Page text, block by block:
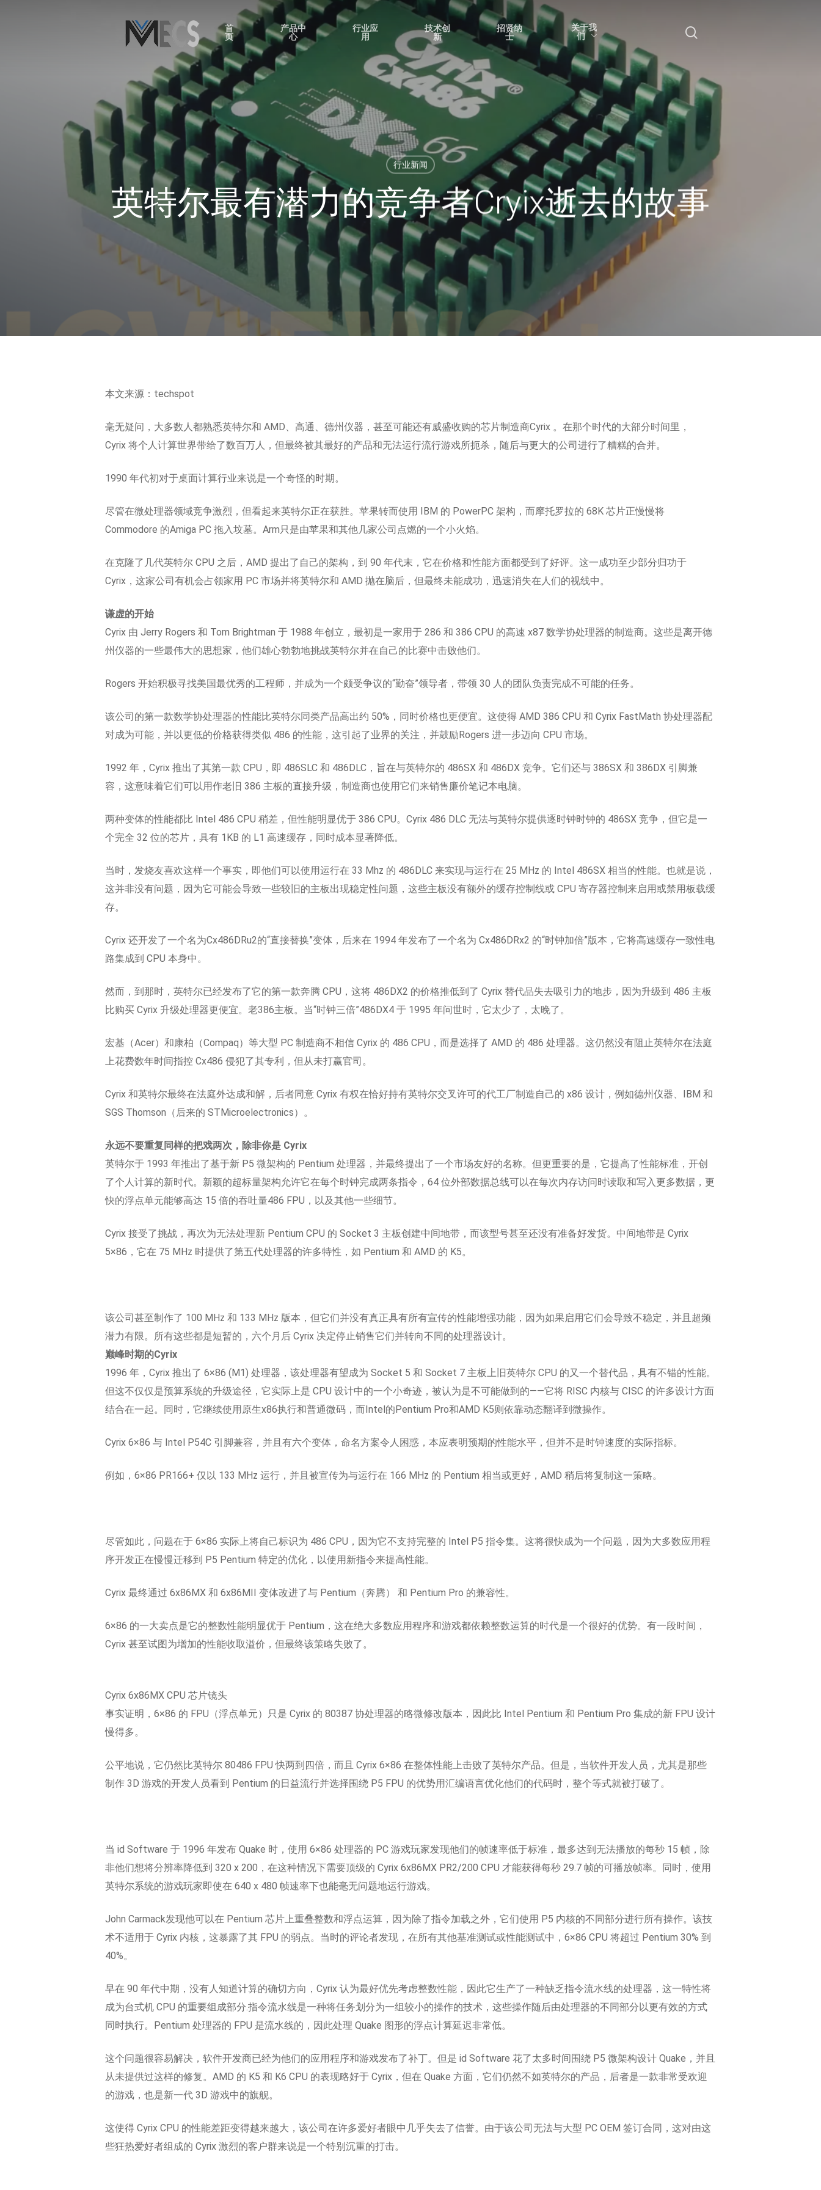
点击进入搜索或ESC关闭
首
页
产品中
心
行业应
用
技术创
新
招贤纳
士
关于我
们
行业新闻
英特尔最有潜力的竞争者Cryix逝去的故事
本文来源：techspot
毫无疑问，大多数人都熟悉英特尔和 AMD、高通、德州仪器，甚至可能还有威盛收购的芯片制造商Cyrix 。在那个时代的大部分时间里，
Cyrix 将个人计算世界带给了数百万人，但最终被其最好的产品和无法运行流行游戏所扼杀，随后与更大的公司进行了糟糕的合并。
1990 年代初对于桌面计算行业来说是一个奇怪的时期。
尽管在微处理器领域竞争激烈，但看起来英特尔正在获胜。苹果转而使用 IBM 的 PowerPC 架构，而摩托罗拉的 68K 芯片正慢慢将
Commodore 的Amiga PC 拖入坟墓。Arm只是由苹果和其他几家公司点燃的一个小火焰。
在克隆了几代英特尔 CPU 之后，AMD 提出了自己的架构，到 90 年代末，它在价格和性能方面都受到了好评。这一成功至少部分归功于
Cyrix，这家公司有机会占领家用 PC 市场并将英特尔和 AMD 抛在脑后，但最终未能成功，迅速消失在人们的视线中。
谦虚的开始
Cyrix 由 Jerry Rogers 和 Tom Brightman 于 1988 年创立，最初是一家用于 286 和 386 CPU 的高速 x87 数学协处理器的制造商。这些是离开德
州仪器的一些最伟大的思想家，他们雄心勃勃地挑战英特尔并在自己的比赛中击败他们。
Rogers 开始积极寻找美国最优秀的工程师，并成为一个颇受争议的“勤奋”领导者，带领 30 人的团队负责完成不可能的任务。
该公司的第一款数学协处理器的性能比英特尔同类产品高出约 50%，同时价格也更便宜。这使得 AMD 386 CPU 和 Cyrix FastMath 协处理器配
对成为可能，并以更低的价格获得类似 486 的性能，这引起了业界的关注，并鼓励Rogers 进一步迈向 CPU 市场。
1992 年，Cyrix 推出了其第一款 CPU，即 486SLC 和 486DLC，旨在与英特尔的 486SX 和 486DX 竞争。它们还与 386SX 和 386DX 引脚兼
容，这意味着它们可以用作老旧 386 主板的直接升级，制造商也使用它们来销售廉价笔记本电脑。
两种变体的性能都比 Intel 486 CPU 稍差，但性能明显优于 386 CPU。Cyrix 486 DLC 无法与英特尔提供逐时钟时钟的 486SX 竞争，但它是一
个完全 32 位的芯片，具有 1KB 的 L1 高速缓存，同时成本显著降低。
当时，发烧友喜欢这样一个事实，即他们可以使用运行在 33 Mhz 的 486DLC 来实现与运行在 25 MHz 的 Intel 486SX 相当的性能。也就是说，
这并非没有问题，因为它可能会导致一些较旧的主板出现稳定性问题，这些主板没有额外的缓存控制线或 CPU 寄存器控制来启用或禁用板载缓
存。
Cyrix 还开发了一个名为Cx486DRu2的“直接替换”变体，后来在 1994 年发布了一个名为 Cx486DRx2 的“时钟加倍”版本，它将高速缓存一致性电
路集成到 CPU 本身中。
然而，到那时，英特尔已经发布了它的第一款奔腾 CPU，这将 486DX2 的价格推低到了 Cyrix 替代品失去吸引力的地步，因为升级到 486 主板
比购买 Cyrix 升级处理器更便宜。老386主板。当“时钟三倍”486DX4 于 1995 年问世时，它太少了，太晚了。
宏基（Acer）和康柏（Compaq）等大型 PC 制造商不相信 Cyrix 的 486 CPU，而是选择了 AMD 的 486 处理器。这仍然没有阻止英特尔在法庭
上花费数年时间指控 Cx486 侵犯了其专利，但从未打赢官司。
Cyrix 和英特尔最终在法庭外达成和解，后者同意 Cyrix 有权在恰好持有英特尔交叉许可的代工厂制造自己的 x86 设计，例如德州仪器、IBM 和
SGS Thomson（后来的 STMicroelectronics）。
永远不要重复同样的把戏两次，除非你是 Cyrix
英特尔于 1993 年推出了基于新 P5 微架构的 Pentium 处理器，并最终提出了一个市场友好的名称。但更重要的是，它提高了性能标准，开创
了个人计算的新时代。新颖的超标量架构允许它在每个时钟完成两条指令，64 位外部数据总线可以在每次内存访问时读取和写入更多数据，更
快的浮点单元能够高达 15 倍的吞吐量486 FPU，以及其他一些细节。
Cyrix 接受了挑战，再次为无法处理新 Pentium CPU 的 Socket 3 主板创建中间地带，而该型号甚至还没有准备好发货。中间地带是 Cyrix
5×86，它在 75 MHz 时提供了第五代处理器的许多特性，如 Pentium 和 AMD 的 K5。
该公司甚至制作了 100 MHz 和 133 MHz 版本，但它们并没有真正具有所有宣传的性能增强功能，因为如果启用它们会导致不稳定，并且超频
潜力有限。所有这些都是短暂的，六个月后 Cyrix 决定停止销售它们并转向不同的处理器设计。
巅峰时期的Cyrix
1996 年，Cyrix 推出了 6×86 (M1) 处理器，该处理器有望成为 Socket 5 和 Socket 7 主板上旧英特尔 CPU 的又一个替代品，具有不错的性能。
但这不仅仅是预算系统的升级途径，它实际上是 CPU 设计中的一个小奇迹，被认为是不可能做到的——它将 RISC 内核与 CISC 的许多设计方面
结合在一起。同时，它继续使用原生x86执行和普通微码，而Intel的Pentium Pro和AMD K5则依靠动态翻译到微操作。
Cyrix 6×86 与 Intel P54C 引脚兼容，并且有六个变体，命名方案令人困惑，本应表明预期的性能水平，但并不是时钟速度的实际指标。
例如，6×86 PR166+ 仅以 133 MHz 运行，并且被宣传为与运行在 166 MHz 的 Pentium 相当或更好，AMD 稍后将复制这一策略。
尽管如此，问题在于 6×86 实际上将自己标识为 486 CPU，因为它不支持完整的 Intel P5 指令集。这将很快成为一个问题，因为大多数应用程
序开发正在慢慢迁移到 P5 Pentium 特定的优化，以使用新指令来提高性能。
Cyrix 最终通过 6x86MX 和 6x86MII 变体改进了与 Pentium（奔腾） 和 Pentium Pro 的兼容性。
6×86 的一大卖点是它的整数性能明显优于 Pentium，这在绝大多数应用程序和游戏都依赖整数运算的时代是一个很好的优势。有一段时间，
Cyrix 甚至试图为增加的性能收取溢价，但最终该策略失败了。
Cyrix 6x86MX CPU 芯片镜头
事实证明，6×86 的 FPU（浮点单元）只是 Cyrix 的 80387 协处理器的略微修改版本，因此比 Intel Pentium 和 Pentium Pro 集成的新 FPU 设计
慢得多。
公平地说，它仍然比英特尔 80486 FPU 快两到四倍，而且 Cyrix 6×86 在整体性能上击败了英特尔产品。但是，当软件开发人员，尤其是那些
制作 3D 游戏的开发人员看到 Pentium 的日益流行并选择围绕 P5 FPU 的优势用汇编语言优化他们的代码时，整个等式就被打破了。
当 id Software 于 1996 年发布 Quake 时，使用 6×86 处理器的 PC 游戏玩家发现他们的帧速率低于标准，最多达到无法播放的每秒 15 帧，除
非他们想将分辨率降低到 320 x 200，在这种情况下需要顶级的 Cyrix 6x86MX PR2/200 CPU 才能获得每秒 29.7 帧的可播放帧率。同时，使用
英特尔系统的游戏玩家即使在 640 x 480 帧速率下也能毫无问题地运行游戏。
John Carmack发现他可以在 Pentium 芯片上重叠整数和浮点运算，因为除了指令加载之外，它们使用 P5 内核的不同部分进行所有操作。该技
术不适用于 Cyrix 内核，这暴露了其 FPU 的弱点。当时的评论者发现，在所有其他基准测试或性能测试中，6×86 CPU 将超过 Pentium 30% 到
40%。
早在 90 年代中期，没有人知道计算的确切方向，Cyrix 认为最好优先考虑整数性能，因此它生产了一种缺乏指令流水线的处理器，这一特性将
成为台式机 CPU 的重要组成部分.指令流水线是一种将任务划分为一组较小的操作的技术，这些操作随后由处理器的不同部分以更有效的方式
同时执行。Pentium 处理器的 FPU 是流水线的，因此处理 Quake 图形的浮点计算延迟非常低。
这个问题很容易解决，软件开发商已经为他们的应用程序和游戏发布了补丁。但是 id Software 花了太多时间围绕 P5 微架构设计 Quake，并且
从未提供过这样的修复。AMD 的 K5 和 K6 CPU 的表现略好于 Cyrix，但在 Quake 方面，它们仍然不如英特尔的产品，后者是一款非常受欢迎
的游戏，也是新一代 3D 游戏中的旗舰。
这使得 Cyrix CPU 的性能差距变得越来越大，该公司在许多爱好者眼中几乎失去了信誉。由于该公司无法与大型 PC OEM 签订合同，这对由这
些狂热爱好者组成的 Cyrix 激烈的客户群来说是一个特别沉重的打击。